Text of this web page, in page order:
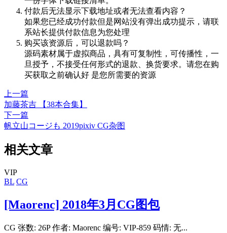
付款后无法显示下载地址或者无法查看内容？
如果您已经成功付款但是网站没有弹出成功提示，请联
系站长提供付款信息为您处理
购买该资源后，可以退款吗？
源码素材属于虚拟商品，具有可复制性，可传播性，一
旦授予，不接受任何形式的退款、换货要求。请您在购
买获取之前确认好 是您所需要的资源
上一篇
加藤茶吉 【38本合集】
下一篇
帆立山コージも 2019pixiv CG杂图
相关文章
VIP
BL CG
[Maorenc] 2018年3月CG图包
CG 张数: 26P 作者: Maorenc 编号: VIP-859 码情: 无...